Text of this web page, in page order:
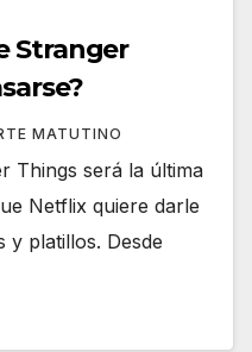
Stranger
MATUTINO
Things será la última
Netflix quiere darle
y platillos. Desde